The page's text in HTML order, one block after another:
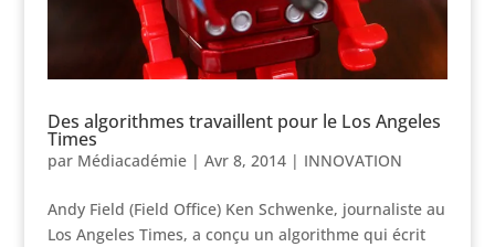
Des algorithmes travaillent pour le Los Angeles
Times
par Médiacadémie| Avr 8, 2014| INNOVATION
Andy Field (Field Office) Ken Schwenke, journaliste au
Los Angeles Times, a conçu un algorithme qui écrit